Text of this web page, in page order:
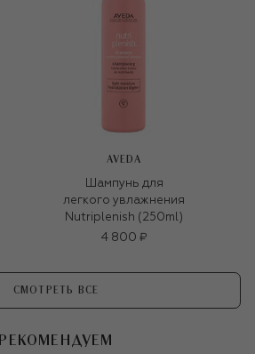
AVEDA
Шампунь для
легкого увлажнения
Nutriplenish (250ml)
4 800 ₽
СМОТРЕТЬ ВСЕ
РЕКОМЕНДУЕМ